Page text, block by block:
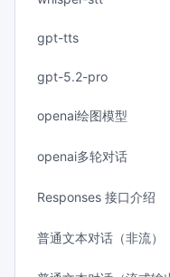
gpt-tts
gpt-5.2-pro
openai绘图模型
openai多轮对话
Responses 接口介绍
普通文本对话（非流）